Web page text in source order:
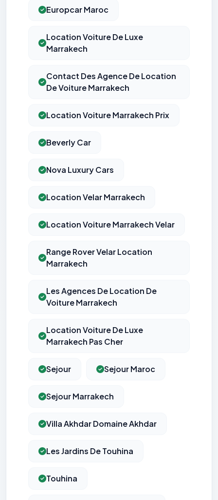
Europcar Maroc
Location Voiture De Luxe
Marrakech
Contact Des Agence De Location
De Voiture Marrakech
Location Voiture Marrakech Prix
Beverly Car
Nova Luxury Cars
Location Velar Marrakech
Location Voiture Marrakech Velar
Range Rover Velar Location
Marrakech
Les Agences De Location De
Voiture Marrakech
Location Voiture De Luxe
Marrakech Pas Cher
Sejour Sejour Maroc
Sejour Marrakech
Villa Akhdar Domaine Akhdar
Les Jardins De Touhina
Touhina